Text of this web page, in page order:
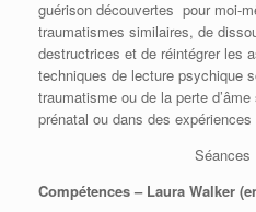
guérison découvertes pour moi-
traumatismes similaires, de
destructrices et de réintégrer les
techniques de lecture psychique
traumatisme ou de la perte
prénatal ou dans des
Séances
Compétences – Laura Walker